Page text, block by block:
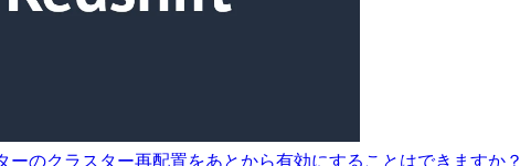
のクラスター再配置をあとから有効にすることはできますか？